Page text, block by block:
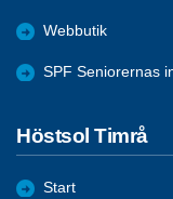
Webbutik
SPF Seniorernas
Höstsol Timrå
Start